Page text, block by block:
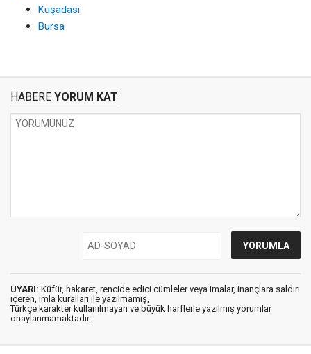
Kuşadası
Bursa
HABERE YORUM KAT
UYARI: Küfür, hakaret, rencide edici cümleler veya imalar, inançlara saldırı
içeren, imla kuralları ile yazılmamış,
Türkçe karakter kullanılmayan ve büyük harflerle yazılmış yorumlar
onaylanmamaktadır.